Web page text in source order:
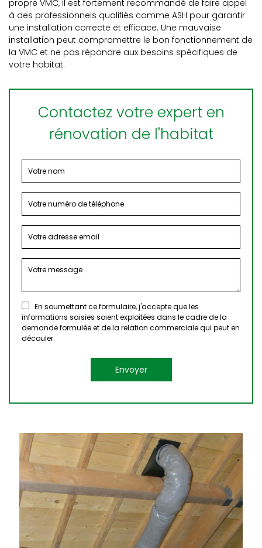
propre VMC, il est fortement recommandé de faire appel
à des professionnels qualifiés comme ASH pour garantir
une installation correcte et efficace. Une mauvaise
installation peut compromettre le bon fonctionnement de
la VMC et ne pas répondre aux besoins spécifiques de
votre habitat.
Contactez votre expert en
rénovation de l'habitat
En soumettant ce formulaire, j'accepte que les
informations saisies soient exploitées dans le cadre de la
demande formulée et de la relation commerciale qui peut en
découler.